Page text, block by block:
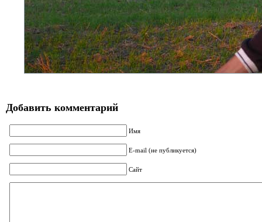
Добавить комментарий
Имя
E-mail (не публикуется)
Сайт